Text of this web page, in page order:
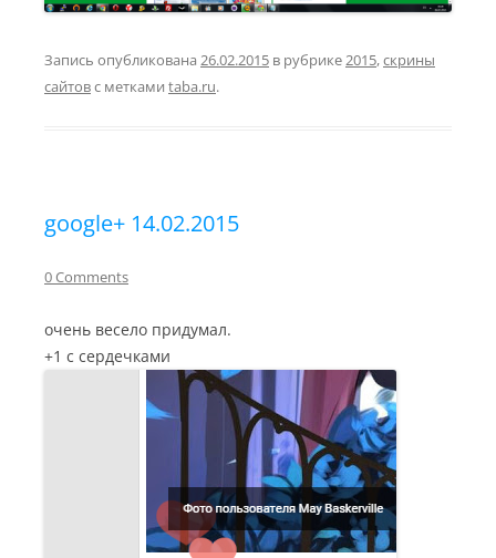
Запись опубликована 26.02.2015 в рубрике2015,скрины
сайтовс метками taba.ru.
google+ 14.02.2015
0 Comments
очень весело придумал.
+1 с сердечками